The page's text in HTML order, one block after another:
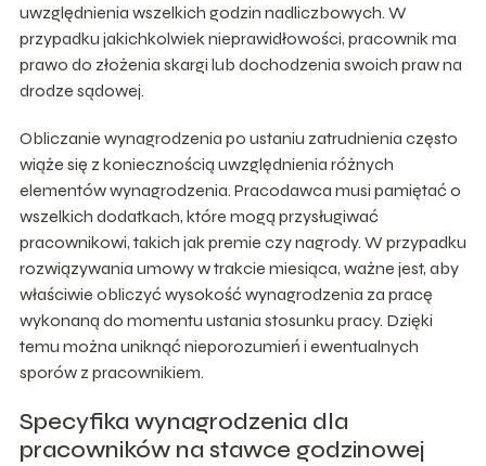
uwzględnienia wszelkich godzin nadliczbowych. W
przypadku jakichkolwiek nieprawidłowości, pracownik ma
prawo do złożenia skargi lub dochodzenia swoich praw na
drodze sądowej.
Obliczanie wynagrodzenia po ustaniu zatrudnienia często
wiąże się z koniecznością uwzględnienia różnych
elementów wynagrodzenia. Pracodawca musi pamiętać o
wszelkich dodatkach, które mogą przysługiwać
pracownikowi, takich jak premie czy nagrody. W przypadku
rozwiązywania umowy w trakcie miesiąca, ważne jest, aby
właściwie obliczyć wysokość wynagrodzenia za pracę
wykonaną do momentu ustania stosunku pracy. Dzięki
temu można uniknąć nieporozumień i ewentualnych
sporów z pracownikiem.
Specyfika wynagrodzenia dla
pracowników na stawce godzinowej